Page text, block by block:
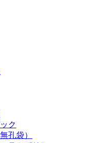
ク
孔袋）